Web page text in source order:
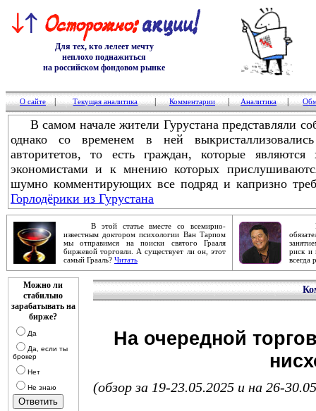
Для тех, кто лелеет мечту
неплохо поднажиться
на российском фондовом рынке
О сайте Текущая аналитика Комментарии Аналитика
В самом начале жители Гурустана представляли
однако со временем в ней
авторитетов, то есть граждан, которые являются
экономистами и к мнению которых
шумно комментирующих все подряд и капризно
Горлодёрики из Гурустана
В этой статье вместе со всемирно-
известным доктором психологии Ван Тарпом
мы отправимся на поиски святого Грааля
биржевой торговли. А существует ли он, этот
самый Грааль? Читать
риск и
всегда
Можно ли
стабильно
зарабатывать на
бирже?
Да
Да, если ты
брокер
Нет
Не знаю
На очередной
(обзор за 19-23.05.2025 и на 26-